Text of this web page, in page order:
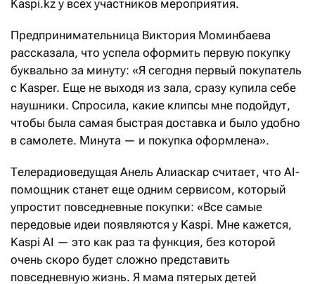
Kaspi.kz у всех участников мероприятия.
Предпринимательница Виктория Моминбаева
рассказала, что успела оформить первую покупку
буквально за минуту: «Я сегодня первый покупатель
с Kasper. Еще не выходя из зала, сразу купила себе
наушники. Спросила, какие клипсы мне подойдут,
чтобы была самая быстрая доставка и было удобно
в самолете. Минута — и покупка оформлена».
Телерадиоведущая Анель Алиаскар считает, что AI-
помощник станет еще одним сервисом, который
упростит повседневные покупки: «Все самые
передовые идеи появляются у Kaspi. Мне кажется,
Kaspi AI — это как раз та функция, без которой
очень скоро будет сложно представить
повседневную жизнь. Я мама пятерых детей